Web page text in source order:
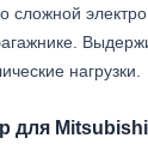
сложной
нагрузки.
для